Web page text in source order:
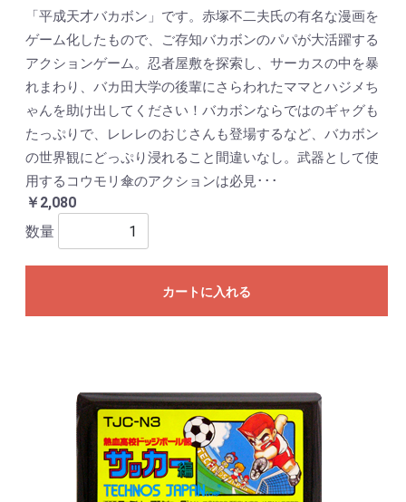
「平成天才バカボン」です。赤塚不二夫氏の有名な漫画を
ゲーム化したもので、ご存知バカボンのパパが大活躍する
アクションゲーム。忍者屋敷を探索し、サーカスの中を暴
れまわり、バカ田大学の後輩にさらわれたママとハジメち
ゃんを助け出してください！バカボンならではのギャグも
たっぷりで、レレレのおじさんも登場するなど、バカボン
の世界観にどっぷり浸れること間違いなし。武器として使
用するコウモリ傘のアクションは必見･･･
￥2,080
数量
カートに入れる